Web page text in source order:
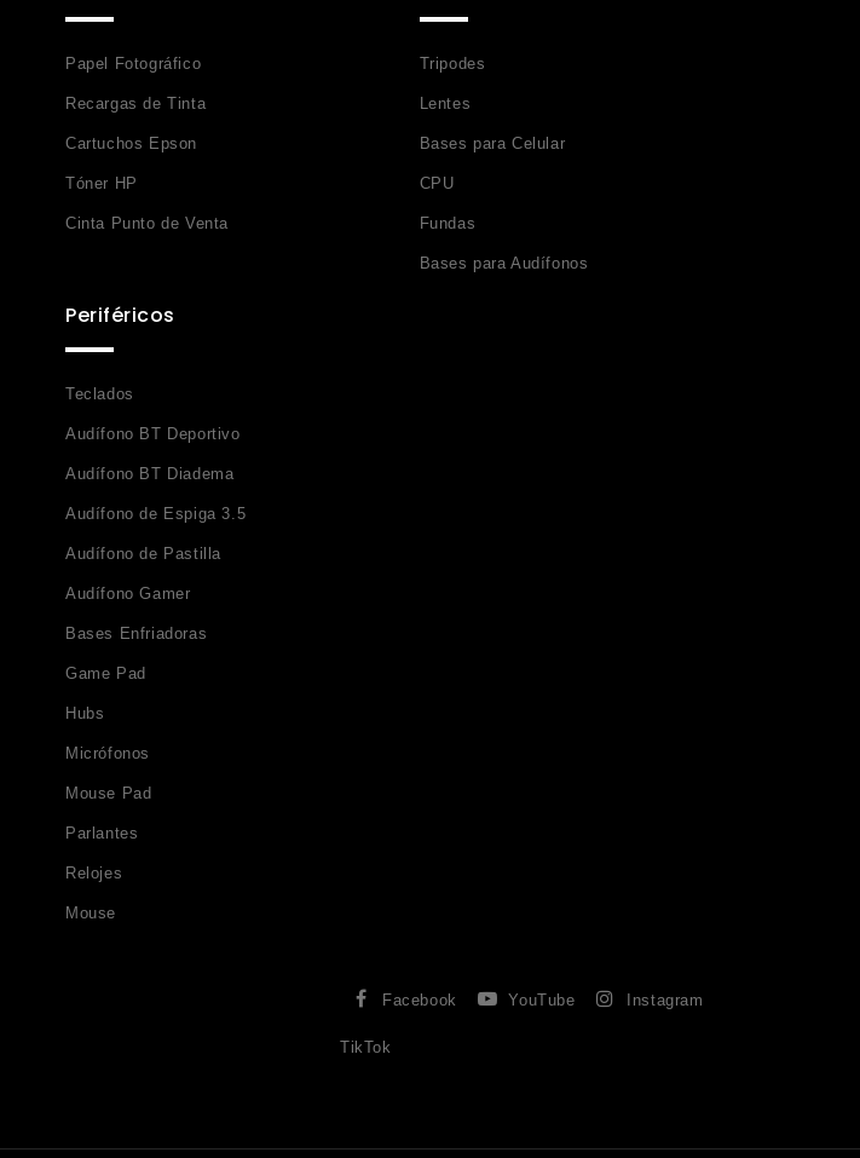
Papel Fotográfico
Recargas de Tinta
Cartuchos Epson
Tóner HP
Cinta Punto de Venta
Tripodes
Lentes
Bases para Celular
CPU
Fundas
Bases para Audífonos
Periféricos
Teclados
Audífono BT Deportivo
Audífono BT Diadema
Audífono de Espiga 3.5
Audífono de Pastilla
Audífono Gamer
Bases Enfriadoras
Game Pad
Hubs
Micrófonos
Mouse Pad
Parlantes
Relojes
Mouse
Facebook YouTube Instagram
TikTok